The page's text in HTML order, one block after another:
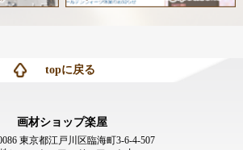
topに戻る
画材ショップ楽屋
東京都江戸川区臨海町3-6-4-507